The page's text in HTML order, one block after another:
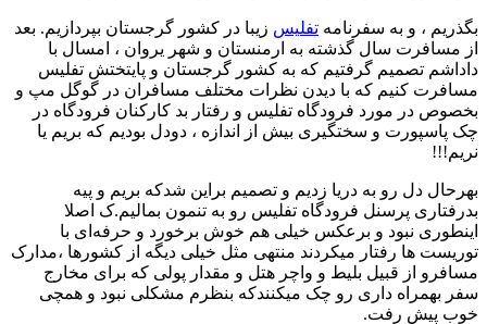
بگذریم ، و به سفرنامه تفلیس زیبا در کشور گرجستان بپردازیم. بعد
از مسافرت سال گذشته به ارمنستان و شهر یروان ، امسال با
داداشم تصمیم گرفتیم که به کشور گرجستان و پایتختش تفلیس
مسافرت کنیم که با دیدن نظرات مختلف مسافران در گوگل مپ و
بخصوص در مورد فرودگاه تفلیس و رفتار بد کارکنان فرودگاه در
چک پاسپورت و سختگیری بیش از اندازه ، دودل بودیم که بریم یا
نریم!!!
بهرحال دل رو به دریا زدیم و تصمیم براین شدکه بریم و پیه
بدرفتاری پرسنل فرودگاه تفلیس رو به تنمون بمالیم.ک اصلا
اینطوری نبود و برعکس خیلی هم خوش برخورد و حرفه‌ای با
توریست ها رفتار میکردند منتهی مثل خیلی دیگه از کشورها ،مدارک
مسافرو از قبیل بلیط و واچر هتل و مقدار پولی که برای مخارج
سفر بهمراه داری رو چک میکنندکه بنظرم مشکلی نبود و همچی
خوب پیش رفت.